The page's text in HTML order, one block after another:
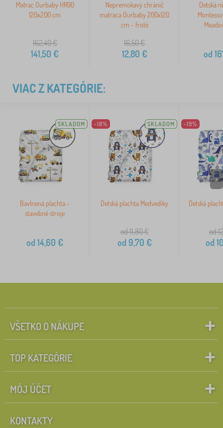
Matrac Ourbaby HR90
120x200 cm
162,40€
141,50 €
Nepremokavý chránič
matraca Ourbaby 200x120
cm - froté
16,50€
12,80 €
Detská
od
VIAC Z KATEGÓRIE:
SKLADOM
Bavlnená plachta -
stavebné stroje
od 14,60 €
-18% SKLADOM
Detská plachta Medvedíky
od 11,80€
od 9,70 €
-19%
Detská
od
od
>
VŠETKO O NÁKUPE
TOP KATEGÓRIE
MÔJ ÚČET
KONTAKTY